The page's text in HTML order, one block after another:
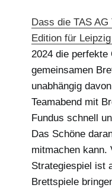
Dass die TAS AG
Edition für
2024 die perfekte
gemeinsamen
unabhängig
Teamabend mit
Fundus schnell
Das Schöne
mitmachen kann.
Strategiespiel ist
Brettspiele